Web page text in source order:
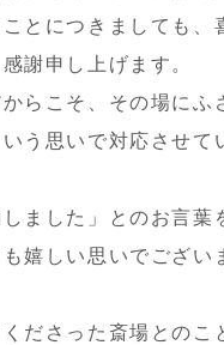
とにつきましても、
謝申し上げます。
らこそ、その場にふ
う思いで対応させて
しました」とのお言葉
嬉しい思いでござい
ださった斎場とのこ